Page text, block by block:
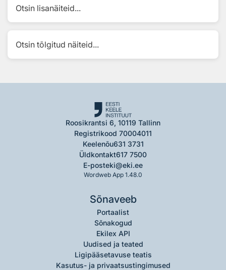
Otsin lisanäiteid...
Otsin tõlgitud näiteid...
Roosikrantsi 6, 10119 Tallinn
Registrikood 70004011
Keelenõu631 3731
Üldkontakt617 7500
E-posteki@eki.ee
Wordweb App 1.48.0
Sõnaveeb
Portaalist
Sõnakogud
Ekilex API
Uudised ja teated
Ligipääsetavuse teatis
Kasutus- ja privaatsustingimused